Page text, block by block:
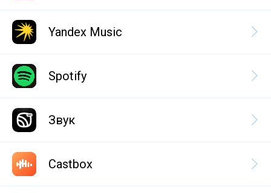
Yandex Music
Spotify
Звук
Castbox